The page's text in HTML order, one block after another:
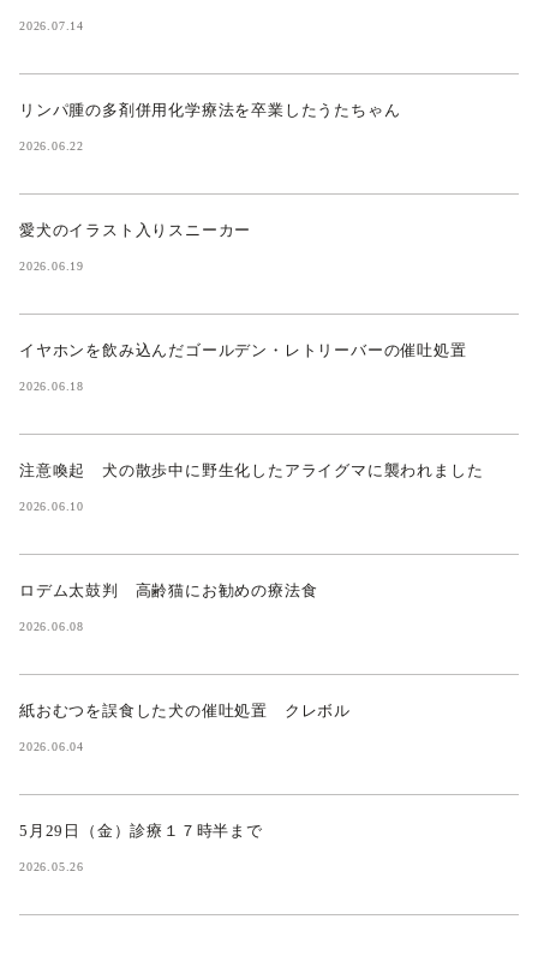
2026.07.14
リンパ腫の多剤併用化学療法を卒業したうたちゃん
2026.06.22
愛犬のイラスト入りスニーカー
2026.06.19
イヤホンを飲み込んだゴールデン・レトリーバーの催吐処置
2026.06.18
注意喚起 犬の散歩中に野生化したアライグマに襲われました
2026.06.10
ロデム太鼓判 高齢猫にお勧めの療法食
2026.06.08
紙おむつを誤食した犬の催吐処置 クレボル
2026.06.04
5月29日（金）診療１７時半まで
2026.05.26